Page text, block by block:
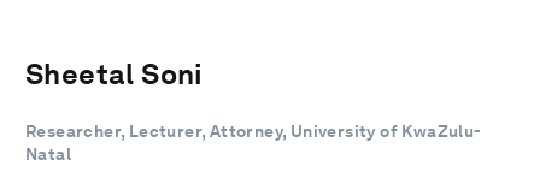
Sheetal Soni
Researcher, Lecturer, Attorney, University of KwaZulu-
Natal